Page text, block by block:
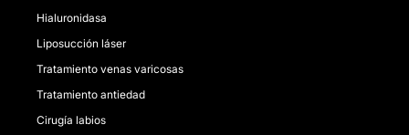
Hialuronidasa
Liposucción láser
Tratamiento venas varicosas
Tratamiento antiedad
Cirugía labios